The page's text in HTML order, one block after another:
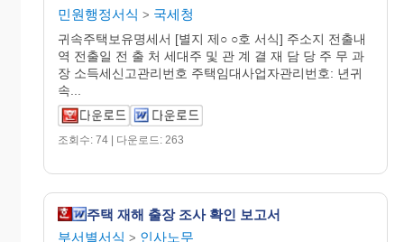
민원행정서식 > 국세청
귀속주택보유명세서 [별지 제○ ○호 서식] 주소지 전출내
역 전출일 전 출 처 세대주 및 관 계 결 재 담 당 주 무 과
장 소득세신고관리번호 주택임대사업자관리번호: 년귀
속...
조회수: 74 | 다운로드: 263
주택 재해 출장 조사 확인 보고서
부서별서식 > 인사노무